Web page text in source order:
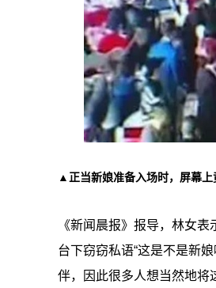
▲正当新娘准备入场时，屏幕
《新闻晨报》报导，林女
台下窃窃私语“这是不是新
伴，因此很多人想当然地将